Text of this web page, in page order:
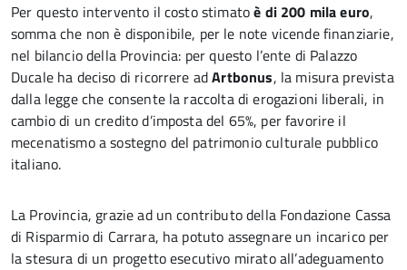
Per questo intervento il costo stimatoè di 200 mila euro,
somma che non è disponibile, per le note vicende finanziarie,
nel bilancio della Provincia: per questo l’ente di Palazzo
Ducale ha deciso di ricorrere adArtbonus, la misura prevista
dalla legge che consente la raccolta di erogazioni liberali, in
cambio di un credito d’imposta del 65%, per favorire il
mecenatismo a sostegno del patrimonio culturale pubblico
italiano.
La Provincia, grazie ad un contributo della Fondazione Cassa
di Risparmio di Carrara, ha potuto assegnare un incarico per
la stesura di un progetto esecutivo mirato all’adeguamento